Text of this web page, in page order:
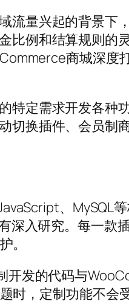
流量兴起的背景下
比例和结算规则的
商城深度
特定需求开发各种
切换插件、会员制
、MySQL
入研究。每一款
。
开发的代码与
时，定制功能不会